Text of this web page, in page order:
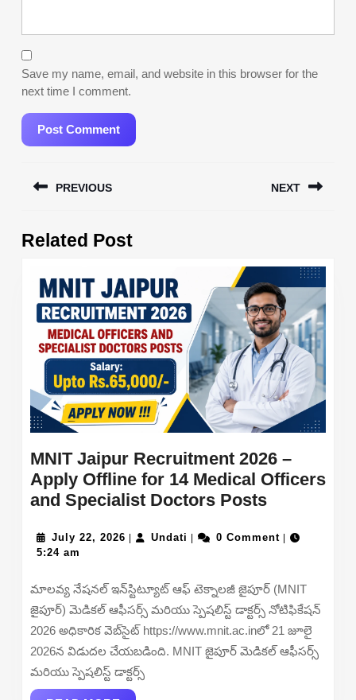
Save my name, email, and website in this browser for the
next time I comment.
navigation
PREVIOUS
post:
NEXT
Related Post
MNIT Jaipur Recruitment 2026 –
Apply Offline for 14 Medical Officers
and Specialist Doctors PostsMNIT
–
Apply
Offline
for
July 22, 2026 July
Undati Undati0 Comment
5:24 am
మాలవ్య నేషనల్ ఇన్‌స్టిట్యూట్ ఆఫ్ టెక్నాలజీ జైపూర్ (MNIT
జైపూర్) మెడికల్ ఆఫీసర్స్ మరియు స్పెషలిస్ట్ డాక్టర్స్ నోటిఫికేషన్
2026 అధికారిక వెబ్‌సైట్ https://www.mnit.ac.inలో 21 జూలై
2026న విడుదల చేయబడింది. MNIT జైపూర్ మెడికల్ ఆఫీసర్స్
మరియు స్పెషలిస్ట్ డాక్టర్స్